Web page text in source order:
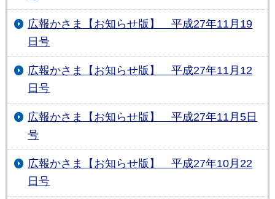
広報かさま【お知らせ版】 平成27年11月19
日号
広報かさま【お知らせ版】 平成27年11月12
日号
広報かさま【お知らせ版】 平成27年11月5日
号
広報かさま【お知らせ版】 平成27年10月22
日号